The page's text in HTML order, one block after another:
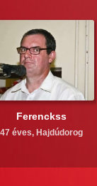
Ferenckss
47 éves, Hajdúdorog